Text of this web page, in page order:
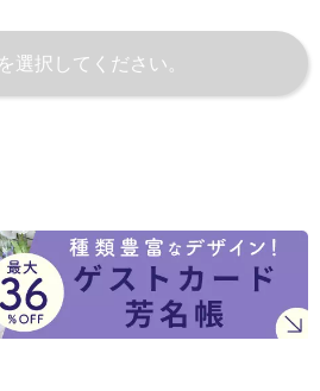
選択してください。